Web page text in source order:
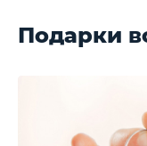
Подарки